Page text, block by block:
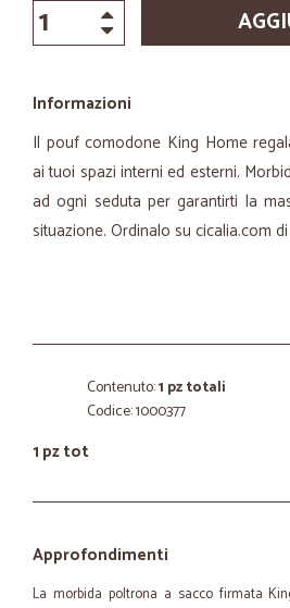
Informazioni
Il pouf comodone King Home
ai tuoi spazi interni ed esterni.
ad ogni seduta per garantirti la
situazione. Ordinalo su cicalia.com
Contenuto:1 pz totali
Codice: 1000377
1 pz tot
Approfondimenti
La morbida poltrona a sacco firmata